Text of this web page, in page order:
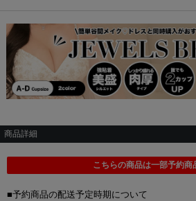
商品詳細
こちらの商品は一部予約商
■予約商品の配送予定時期について